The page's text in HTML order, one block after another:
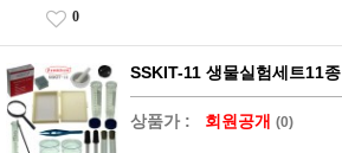
0
SSKIT-11 생물실험세트11종
상품가 : 회원공개 (0)